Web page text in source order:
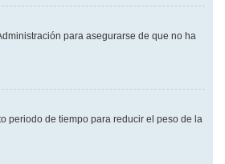
para asegurarse de que no ha
periodo de tiempo para reducir el peso de la